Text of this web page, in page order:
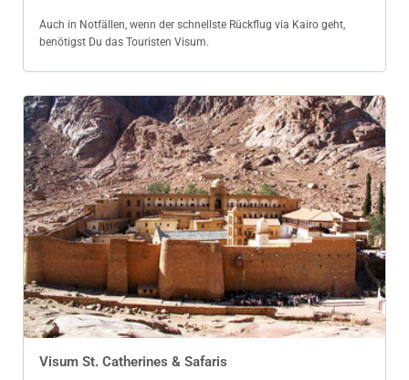
Auch in Notfällen, wenn der schnellste Rückflug via Kairo geht,
benötigst Du das Touristen Visum.
Visum St. Catherines & Safaris